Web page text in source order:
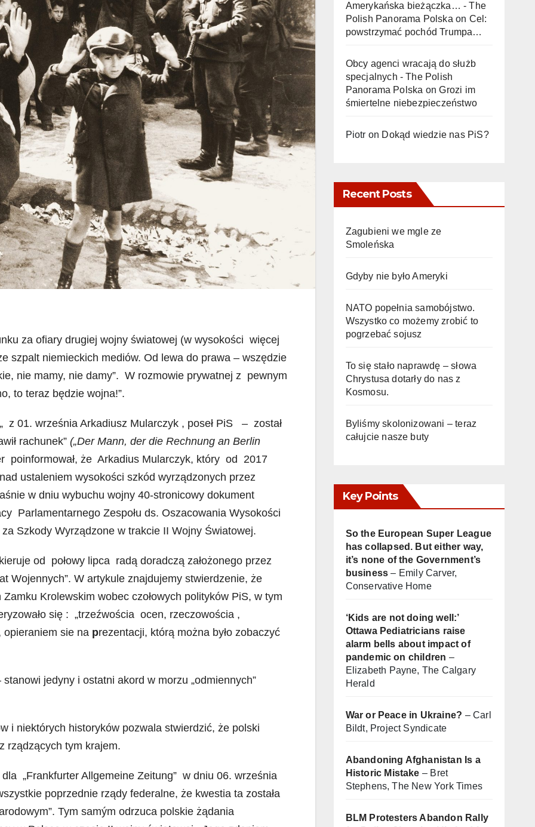
za ofiary drugiej wojny światowej (w wysokości więcej
niemieckich mediów. Od lewa do prawa – wszędzie
nie mamy, nie damy”. W rozmowie prywatnej z pewnym
to teraz będzie wojna!”.
„ z 01. września Arkadiusz Mularczyk , poseł PiS – został
rachunek” („Der Mann, der die Rechnung an Berlin
poinformował, że Arkadius Mularczyk, który od 2017
ustaleniem wysokości szkód wyrządzonych przez
w dniu wybuchu wojny 40-stronicowy dokument
Parlamentarnego Zespołu ds. Oszacowania Wysokości
Szkody Wyrządzone w trakcie II Wojny Światowej.
od połowy lipca radą doradczą założonego przez
Wojennych”. W artykule znajdujemy stwierdzenie, że
Krolewskim wobec czołowych polityków PiS, w tym
się : „trzeźwościa ocen, rzeczowościa ,
sie na prezentacji, którą można było zobaczyć
jedyny i ostatni akord w morzu „odmiennych”
i niektórych historyków pozwala stwierdzić, że polski
rządzących tym krajem.
„Frankfurter Allgemeine Zeitung” w dniu 06. września
poprzednie rządy federalne, że kwestia ta została
Tym samým odrzuca polskie żądania
Amerykańska bieżączka… - The
Polish Panorama Polska on Cel:
powstrzymać pochód Trumpa…
Obcy agenci wracają do służb
specjalnych - The Polish
Panorama Polska onGrozi im
śmiertelne niebezpieczeństwo
Piotr on Dokąd wiedzie nas PiS?
Recent Posts
Zagubieni we mgle ze
Smoleńska
Gdyby nie było Ameryki
NATO popełnia samobójstwo.
Wszystko co możemy zrobić to
pogrzebać sojusz
To się stało naprawdę – słowa
Chrystusa dotarły do nas z
Kosmosu.
Byliśmy skolonizowani – teraz
całujcie nasze buty
Key Points
So the European Super League
has collapsed. But either way,
it’s none of the Government’s
business – Emily Carver,
Conservative Home
‘Kids are not doing well:’
Ottawa Pediatricians raise
alarm bells about impact of
pandemic on children –
Elizabeth Payne, The Calgary
Herald
War or Peace in Ukraine? – Carl
Bildt, Project Syndicate
Abandoning Afghanistan Is a
Historic Mistake – Bret
Stephens, The New York Times
BLM Protesters Abandon Rally